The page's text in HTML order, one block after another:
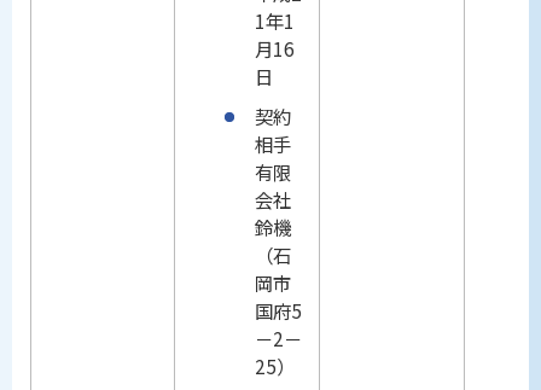
1年1
月16
日
契約
相手
有限
会社
鈴機
（石
岡市
国府5
－2－
25）